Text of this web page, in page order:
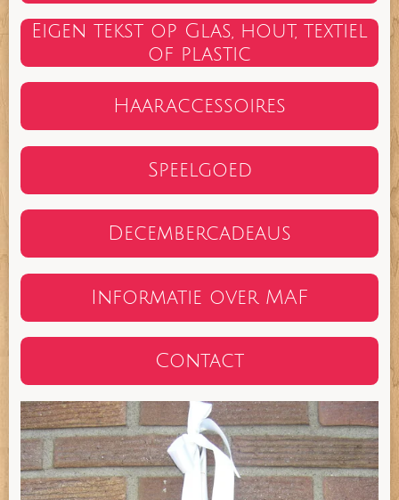
Eigen tekst op Glas, hout, textiel
of plastic
Haaraccessoires
Speelgoed
Decembercadeaus
Informatie over MAF
Contact